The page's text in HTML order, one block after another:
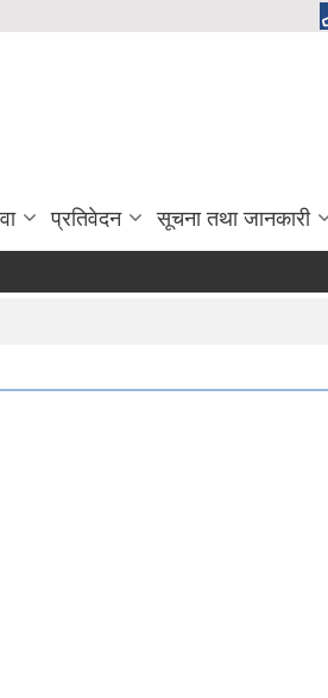
प्रतिवेदन सूचना तथा जानकारी